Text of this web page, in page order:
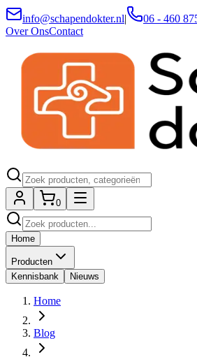
info@schapendokter.nl| 06 - 460
Over OnsContact
0
Home
Producten
Kennisbank
Nieuws
Home
Blog